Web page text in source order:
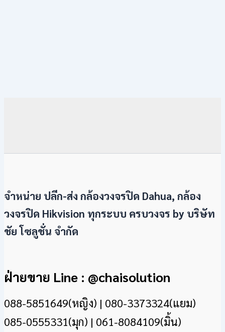
จำหน่าย ปลีก-ส่ง กล้องวงจรปิด Dahua, กล้อง
วงจรปิด Hikvision ทุกระบบ ครบวงจร by บริษัท
ชัย โซลูชั่น จำกัด
ฝ่ายขาย Line : @chaisolution
088-5851649(หญิง) | 080-3373324(แยม)
085-0555331(มุก) | 061-8084109(มิ้น)